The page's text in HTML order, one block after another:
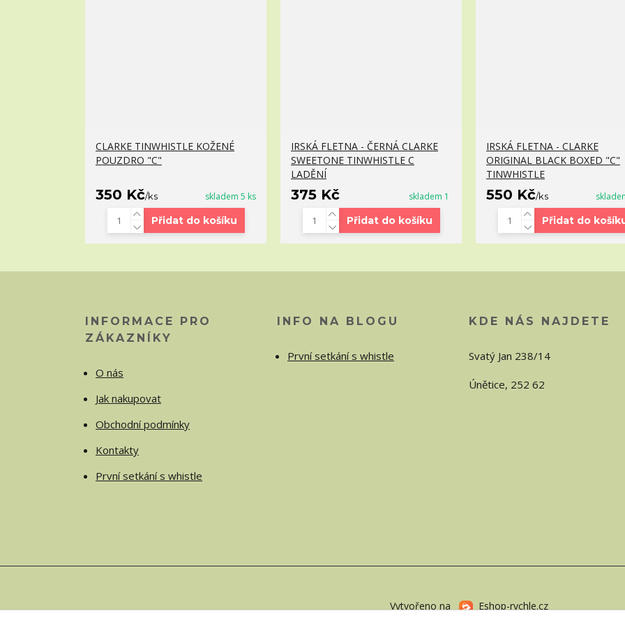
CLARKE TINWHISTLE KOŽENÉ
POUZDRO "C"
350 Kč/ks skladem 5 ks
Přidat do košíku
IRSKÁ FLETNA - ČERNÁ CLARKE
SWEETONE TINWHISTLE C
LADĚNÍ
375 Kč skladem 1
Přidat do košíku
IRSKÁ FLETNA - CLARKE
ORIGINAL BLACK BOXED "C"
TINWHISTLE
550 Kč/ks
Přidat do
INFORMACE PRO
ZÁKAZNÍKY
O nás
Jak nakupovat
Obchodní podmínky
Kontakty
První setkání s whistle
INFO NA BLOGU
První setkání s whistle
KDE NÁS NAJDETE
Svatý Jan 238/14
Únětice, 252 62
Vytvořeno na Eshop-rychle.cz